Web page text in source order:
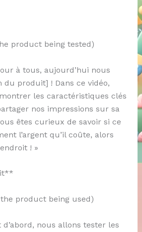
product being tested)
à tous, aujourd’hui nous
du produit] ! Dans ce vidéo,
les caractéristiques clés
nos impressions sur sa
êtes curieux de savoir si ce
l’argent qu’il coûte, alors
! »
product being used)
nous allons tester les